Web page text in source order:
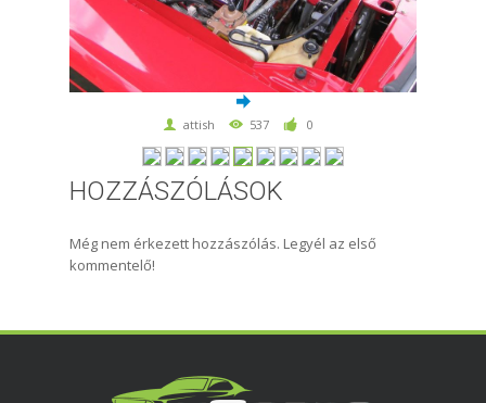
attish 537 0
HOZZÁSZÓLÁSOK
Még nem érkezett hozzászólás. Legyél az első
kommentelő!